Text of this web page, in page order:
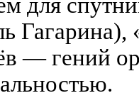
— гений